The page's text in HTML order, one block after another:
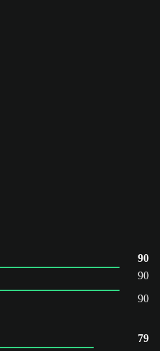
90
90
90
79